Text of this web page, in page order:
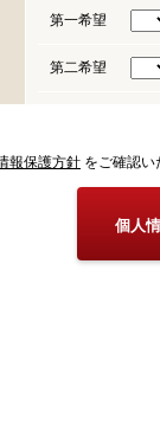
第一希望
第二希望
報保護方針 をご確認
個人